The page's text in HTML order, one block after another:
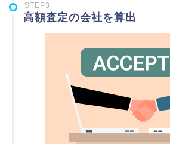
STEP3
高額査定の会社を算出